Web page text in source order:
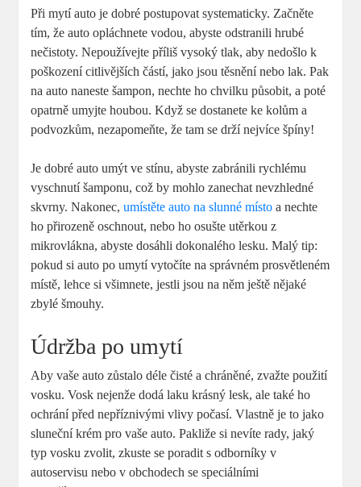
Při mytí auto je dobré postupovat systematicky. Začněte
tím, že auto opláchnete vodou, abyste odstranili hrubé
nečistoty. Nepoužívejte příliš vysoký tlak, aby nedošlo k
poškození citlivějších částí, jako jsou těsnění nebo lak. Pak
na auto naneste šampon, nechte ho chvilku působit, a poté
opatrně umyjte houbou. Když se dostanete ke kolům a
podvozkům, nezapomeňte, že tam se drží nejvíce špíny!
Je dobré auto umýt ve stínu, abyste zabránili rychlému
vyschnutí šamponu, což by mohlo zanechat nevzhledné
skvrny. Nakonec,umístěte auto na slunné místo a nechte
ho přirozeně oschnout, nebo ho osušte utěrkou z
mikrovlákna, abyste dosáhli dokonalého lesku. Malý tip:
pokud si auto po umytí vytočíte na správném prosvětleném
místě, lehce si všimnete, jestli jsou na něm ještě nějaké
zbylé šmouhy.
Údržba po umytí
Aby vaše auto zůstalo déle čisté a chráněné, zvažte použití
vosku. Vosk nejenže dodá laku krásný lesk, ale také ho
ochrání před nepříznivými vlivy počasí. Vlastně je to jako
sluneční krém pro vaše auto. Pakliže si nevíte rady, jaký
typ vosku zvolit, zkuste se poradit s odborníky v
autoservisu nebo v obchodech se speciálními